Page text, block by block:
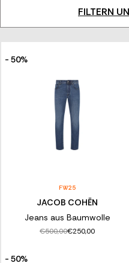
Denim
Franz Kraler zelebriert
Romantisch oder rebellisch,
Entdecke die Kollektion und
FILTERN
- 50%
FW25
JACOB COHËN
Jeans aus Baumwolle
€500,00€250,00
- 50%